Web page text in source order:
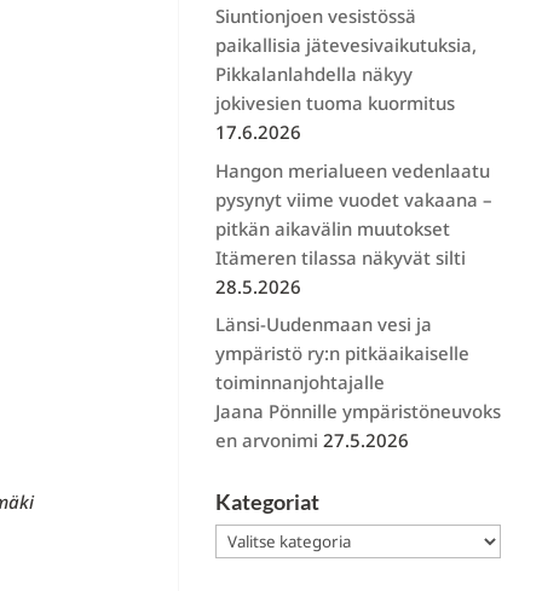
Siuntionjoen vesistössä
paikallisia jätevesivaikutuksia,
Pikkalanlahdella näkyy
jokivesien tuoma kuormitus
17.6.2026
Hangon merialueen vedenlaatu
pysynyt viime vuodet vakaana –
pitkän aikavälin muutokset
Itämeren tilassa näkyvät silti
28.5.2026
Länsi-Uudenmaan vesi ja
ympäristö ry:n pitkäaikaiselle
toiminnanjohtajalle
Jaana Pönnille ympäristöneuvoks
en arvonimi 27.5.2026
Kategoriat
Kategoriat